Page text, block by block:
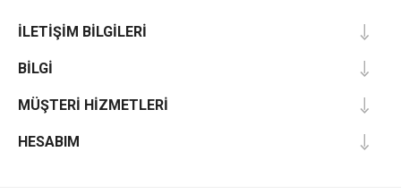
İLETIŞIM BILGILERI
BILGI
MÜŞTERI HIZMETLERI
HESABIM